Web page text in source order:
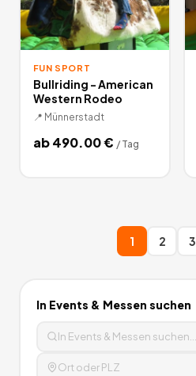
FUN SPORT
Bullriding - American
Western Rodeo
📍 Münnerstadt
ab490.00€ / Tag
1 2 3
In Events & Messen suchen